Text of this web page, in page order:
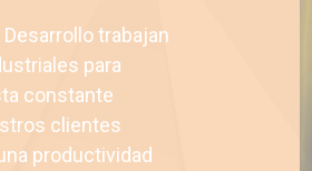
trabajan
para
constante
clientes
productividad